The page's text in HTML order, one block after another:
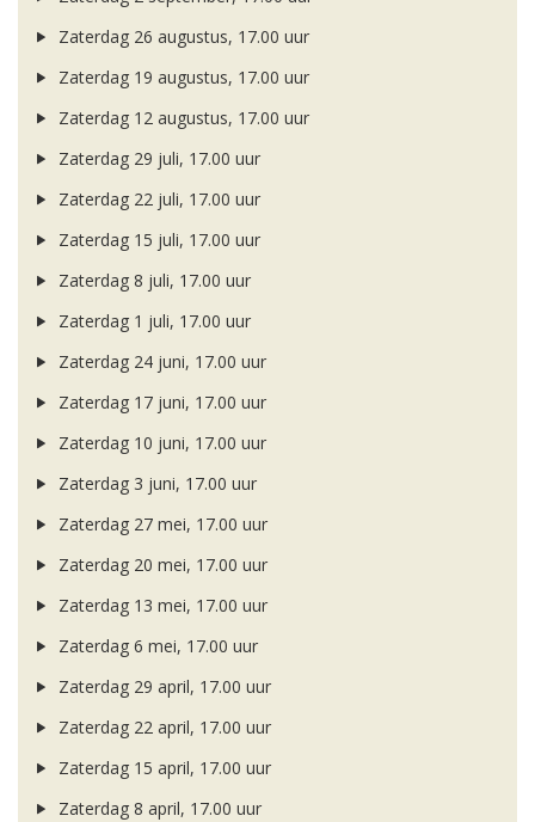
Zaterdag 26 augustus, 17.00 uur
Zaterdag 19 augustus, 17.00 uur
Zaterdag 12 augustus, 17.00 uur
Zaterdag 29 juli, 17.00 uur
Zaterdag 22 juli, 17.00 uur
Zaterdag 15 juli, 17.00 uur
Zaterdag 8 juli, 17.00 uur
Zaterdag 1 juli, 17.00 uur
Zaterdag 24 juni, 17.00 uur
Zaterdag 17 juni, 17.00 uur
Zaterdag 10 juni, 17.00 uur
Zaterdag 3 juni, 17.00 uur
Zaterdag 27 mei, 17.00 uur
Zaterdag 20 mei, 17.00 uur
Zaterdag 13 mei, 17.00 uur
Zaterdag 6 mei, 17.00 uur
Zaterdag 29 april, 17.00 uur
Zaterdag 22 april, 17.00 uur
Zaterdag 15 april, 17.00 uur
Zaterdag 8 april, 17.00 uur